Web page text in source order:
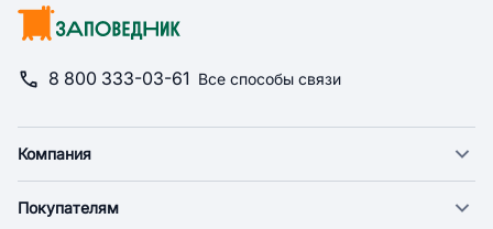
8 800 333-03-61 Все способы связи
Компания
Новости
Покупателям